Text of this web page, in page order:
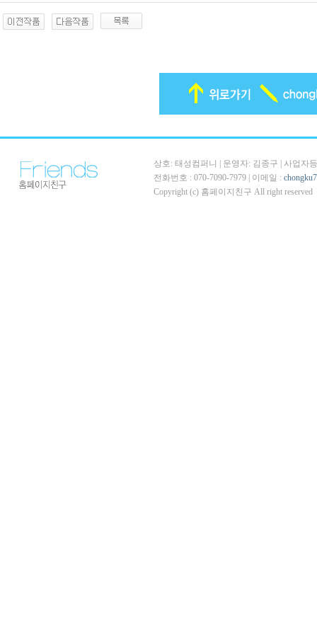
상호: 태성컴퍼니 | 운영자: 김종구 | 사업자
전화번호 : 070-7090-7979 | 이메일 :
Copyright (c) 홈페이지친구 All right reserved